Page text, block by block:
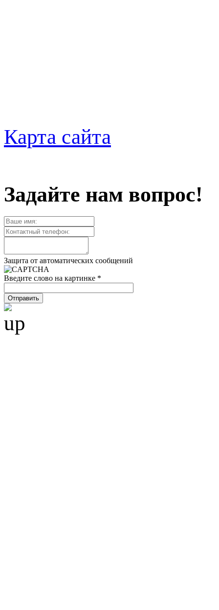
Карта сайта
Задайте нам вопрос!
Защита от автоматических сообщений
Введите слово на картинке *